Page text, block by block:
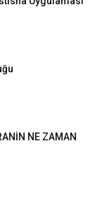
NE ZAMAN